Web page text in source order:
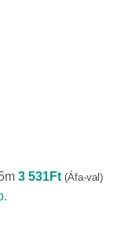
3 531Ft (Áfa-val)